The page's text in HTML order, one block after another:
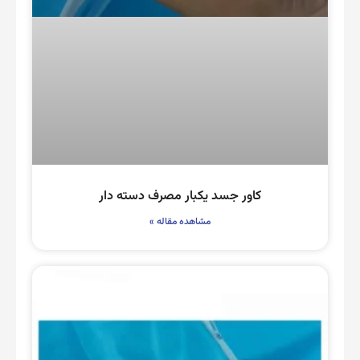
کاور جسد یکبار مصرف دسته دار
مشاهده مقاله »